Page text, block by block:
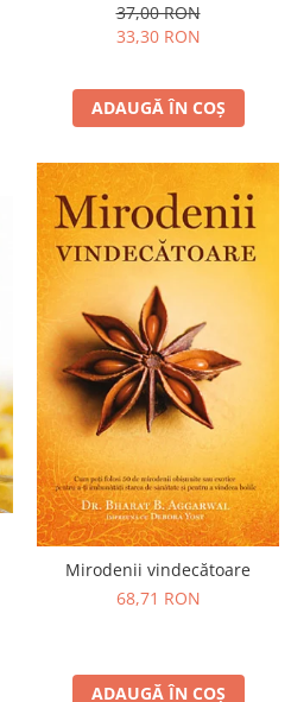
37,00 RON
33,30 RON
ADAUGĂ ÎN COȘ
Mirodenii vindecătoare
68,71 RON
ADAUGĂ ÎN COȘ